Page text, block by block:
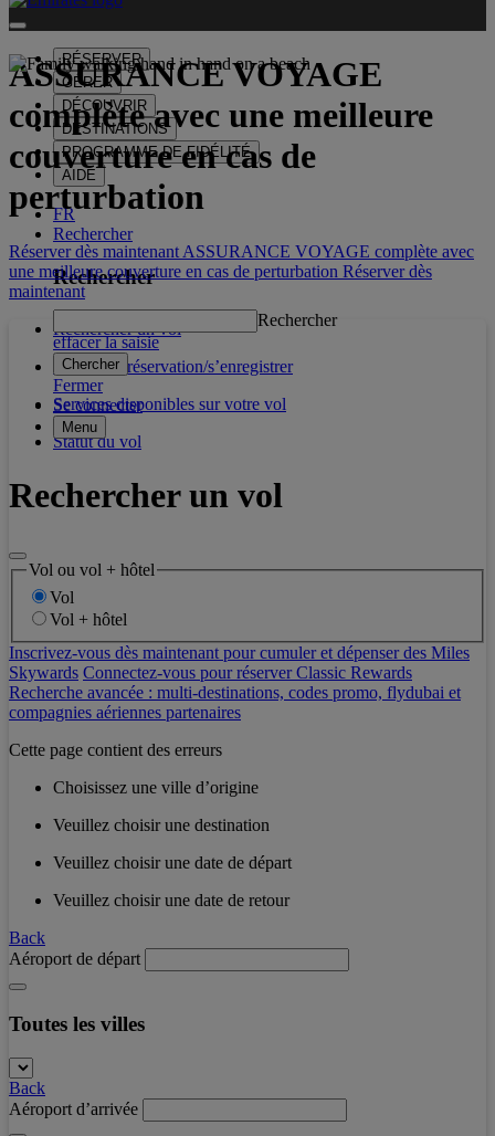
RÉSERVER
GÉRER
DÉCOUVRIR
DESTINATIONS
PROGRAMME DE FIDÉLITÉ
AIDE
FR
Rechercher
Rechercher
Rechercher
effacer la saisie
Chercher
Fermer
Se connecter
Menu
ASSURANCE VOYAGE
complèteavec une meilleure
couverture en cas de
perturbation
Réserver dès maintenant ASSURANCE VOYAGE complète avec
une meilleure couverture en cas de perturbation Réserver dès
maintenant
Rechercher un vol
Gérer une réservation/s’enregistrer
Services disponibles sur votre vol
Statut du vol
Rechercher un vol
Vol ou vol + hôtel
Vol
Vol + hôtel
Inscrivez-vous dès maintenant pour cumuler et dépenser des Miles
Skywards Connectez-vous pour réserver Classic Rewards
Recherche avancée : multi-destinations, codes promo, flydubai et
compagnies aériennes partenaires
Cette page contient des erreurs
Choisissez une ville d’origine
Veuillez choisir une destination
Veuillez choisir une date de départ
Veuillez choisir une date de retour
Back
Aéroport de départ
Toutes les villes
Back
Aéroport d’arrivée